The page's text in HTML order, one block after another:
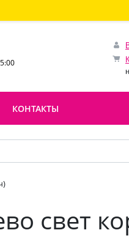
КОНТАКТЫ
свет